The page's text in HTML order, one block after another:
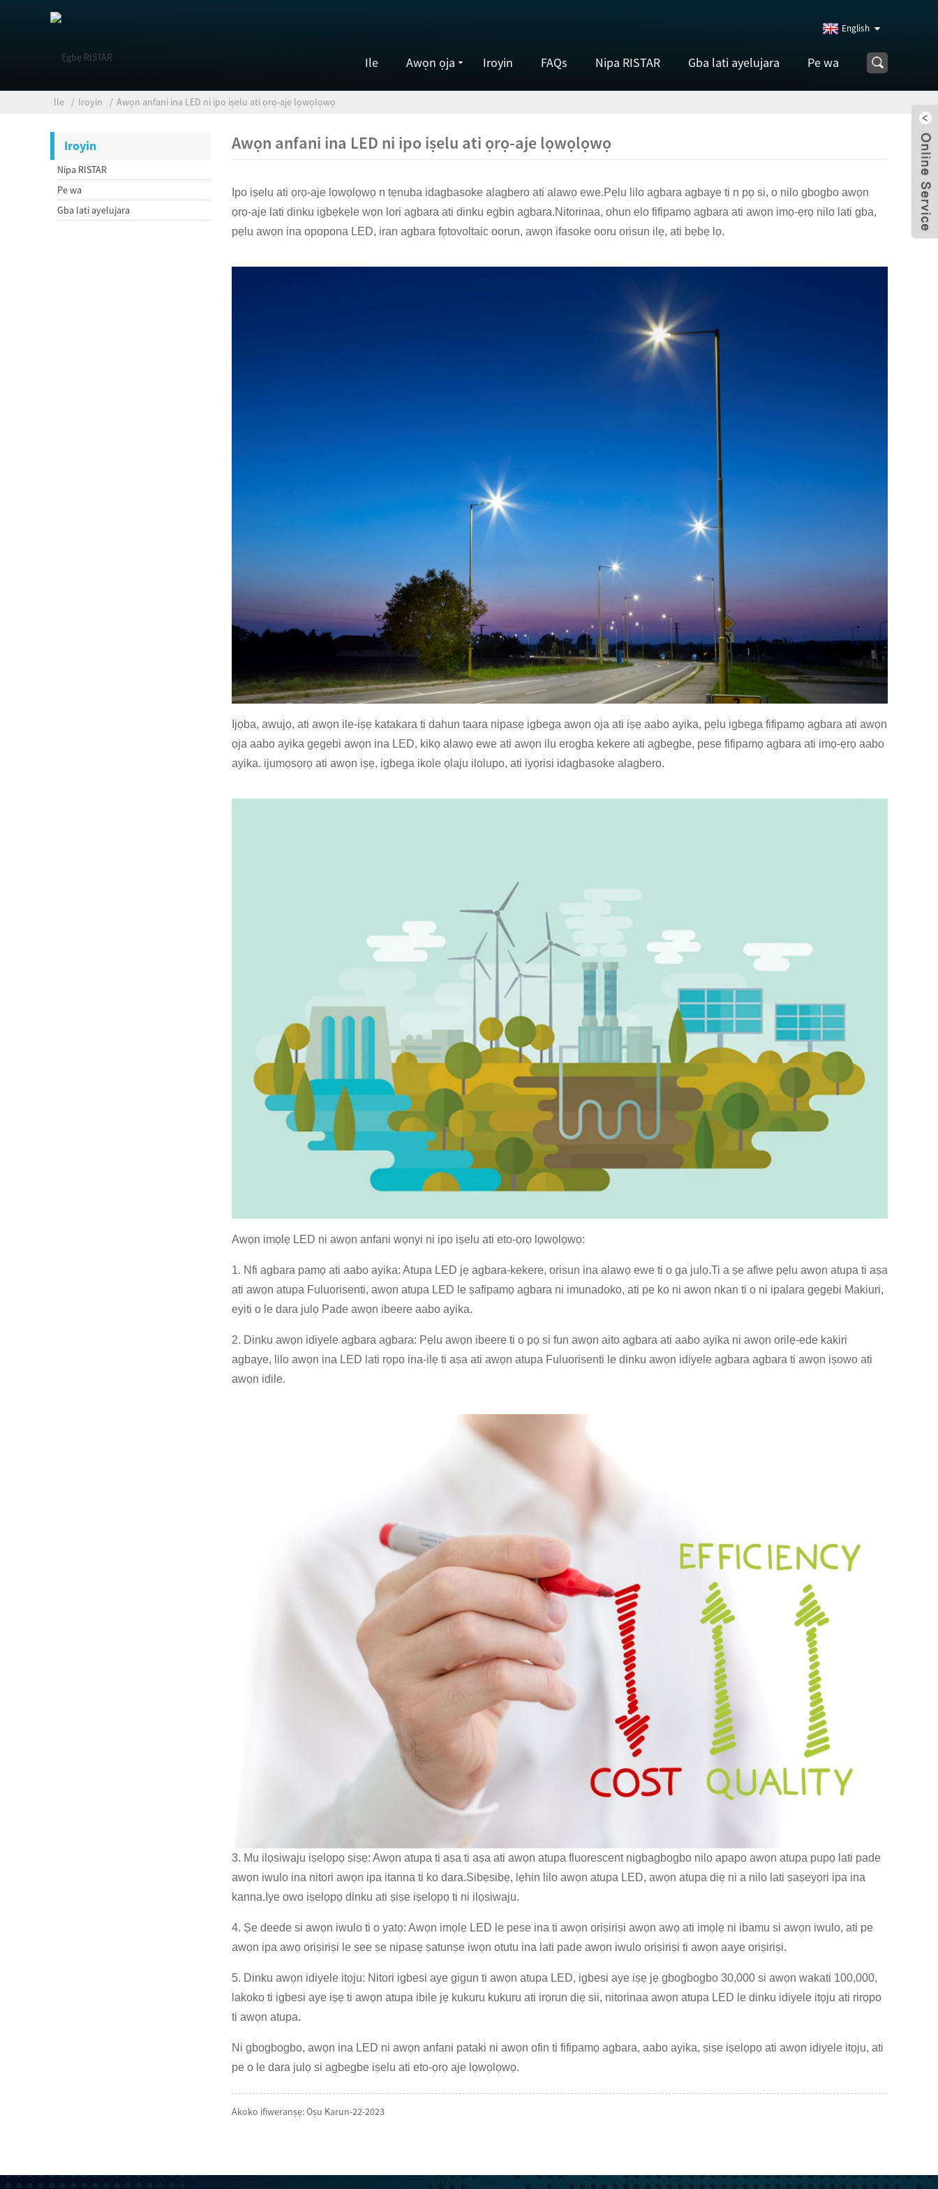
English
Ile Awọn ọja Iroyin FAQs Nipa RISTAR Gba lati ayelujara Pe wa
Ile Iroyin Awọn anfani ina LED ni ipo iṣelu ati ọrọ-aje lọwọlọwọ
Iroyin
Nipa RISTAR
Pe wa
Gba lati ayelujara
Awọn anfani ina LED ni ipo iṣelu ati ọrọ-aje lọwọlọwọ
Ipo iṣelu ati ọrọ-aje lọwọlọwọ n tẹnuba idagbasoke alagbero ati alawọ ewe.Pẹlu lilo agbara agbaye ti n pọ si, o nilo gbogbo awọn
ọrọ-aje lati dinku igbẹkẹle wọn lori agbara ati dinku egbin agbara.Nitorinaa, ohun elo fifipamọ agbara ati awọn imọ-ẹrọ nilo lati gba,
pẹlu awọn ina opopona LED, iran agbara fọtovoltaic oorun, awọn ifasoke ooru orisun ilẹ, ati bẹbẹ lọ.
Ijọba, awujọ, ati awọn ile-iṣẹ katakara ti dahun taara nipasẹ igbega awọn ọja ati iṣẹ aabo ayika, pẹlu igbega fifipamọ agbara ati awọn
ọja aabo ayika gẹgẹbi awọn ina LED, kikọ alawọ ewe ati awọn ilu erogba kekere ati agbegbe, pese fifipamọ agbara ati imọ-ẹrọ aabo
ayika. ijumọsọrọ ati awọn iṣẹ, igbega ikole ọlaju ilolupo, ati iyọrisi idagbasoke alagbero.
Awọn imọlẹ LED ni awọn anfani wọnyi ni ipo iṣelu ati eto-ọrọ lọwọlọwọ:
1. Nfi agbara pamọ ati aabo ayika: Atupa LED jẹ agbara-kekere, orisun ina alawọ ewe ti o ga julọ.Ti a ṣe afiwe pẹlu awọn atupa ti aṣa
ati awọn atupa Fuluorisenti, awọn atupa LED le ṣafipamọ agbara ni imunadoko, ati pe ko ni awọn nkan ti o ni ipalara gẹgẹbi Makiuri,
eyiti o le dara julọ Pade awọn ibeere aabo ayika.
2. Dinku awọn idiyele agbara agbara: Pẹlu awọn ibeere ti o pọ si fun awọn aito agbara ati aabo ayika ni awọn orilẹ-ede kakiri
agbaye, lilo awọn ina LED lati rọpo ina-ilẹ ti aṣa ati awọn atupa Fuluorisenti le dinku awọn idiyele agbara agbara ti awọn iṣowo ati
awọn idile.
3. Mu ilọsiwaju iṣelọpọ ṣiṣẹ: Awọn atupa ti aṣa ti aṣa ati awọn atupa fluorescent nigbagbogbo nilo apapo awọn atupa pupọ lati pade
awọn iwulo ina nitori awọn ipa itanna ti ko dara.Sibẹsibẹ, lẹhin lilo awọn atupa LED, awọn atupa diẹ ni a nilo lati ṣaṣeyọri ipa ina
kanna.Iye owo iṣelọpọ dinku ati ṣiṣe iṣelọpọ ti ni ilọsiwaju.
4. Ṣe deede si awọn iwulo ti o yatọ: Awọn imọlẹ LED le pese ina ti awọn oriṣiriṣi awọn awọ ati imọlẹ ni ibamu si awọn iwulo, ati pe
awọn ipa awọ oriṣiriṣi le ṣee ṣe nipasẹ ṣatunṣe iwọn otutu ina lati pade awọn iwulo oriṣiriṣi ti awọn aaye oriṣiriṣi.
5. Dinku awọn idiyele itọju: Nitori igbesi aye gigun ti awọn atupa LED, igbesi aye iṣẹ jẹ gbogbogbo 30,000 si awọn wakati 100,000,
lakoko ti igbesi aye iṣẹ ti awọn atupa ibile jẹ kukuru kukuru ati irọrun diẹ sii, nitorinaa awọn atupa LED le dinku idiyele itọju ati rirọpo
ti awọn atupa.
Ni gbogbogbo, awọn ina LED ni awọn anfani pataki ni awọn ofin ti fifipamọ agbara, aabo ayika, ṣiṣe iṣelọpọ ati awọn idiyele itọju, ati
pe o le dara julọ si agbegbe iṣelu ati eto-ọrọ aje lọwọlọwọ.
Akoko ifiweranṣẹ: Oṣu Karun-22-2023